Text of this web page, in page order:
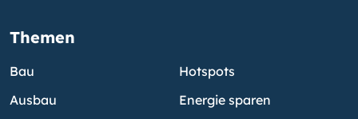
Themen
Bau
Ausbau
Hotspots
Energie sparen